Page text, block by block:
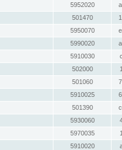
5952020
501470
5950070
5990020
5910030
502000
501060
5910025
501390
5930060
5970035
5910020